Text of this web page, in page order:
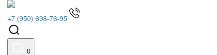
+7 (950) 698-76-95
0